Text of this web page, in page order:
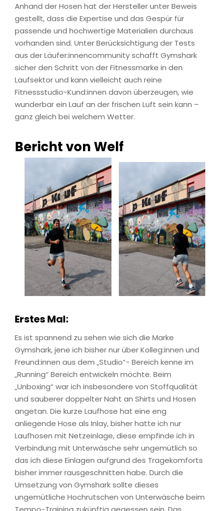
Anhand der Hosen hat der Hersteller unter Beweis
gestellt, dass die Expertise und das Gespür für
passende und hochwertige Materialien durchaus
vorhanden sind. Unter Berücksichtigung der Tests
aus der Läufer:innencommunity schafft Gymshark
sicher den Schritt von der Fitnessmarke in den
Laufsektor und kann vielleicht auch reine
Fitnessstudio-Kund:innen davon überzeugen, wie
wunderbar ein Lauf an der frischen Luft sein kann –
ganz gleich bei welchem Wetter.
Bericht von Welf
Erstes Mal:
Es ist spannend zu sehen wie sich die Marke
Gymshark, jene ich bisher nur über Kolleg:innen und
Freund:innen aus dem „Studio“- Bereich kenne im
„Running“ Bereich entwickeln möchte. Beim
„Unboxing“ war ich insbesondere von Stoffqualität
und sauberer doppelter Naht an Shirts und Hosen
angetan. Die kurze Laufhose hat eine eng
anliegende Hose als Inlay, bisher hatte ich nur
Laufhosen mit Netzeinlage, diese empfinde ich in
Verbindung mit Unterwäsche sehr ungemütlich so
das ich diese Einlagen aufgrund des Tragekomforts
bisher immer rausgeschnitten habe. Durch die
Umsetzung von Gymshark sollte dieses
ungemütliche Hochrutschen von Unterwäsche beim